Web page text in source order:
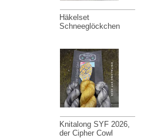
Häkelset
Schneeglöckchen
Knitalong SYF 2026,
der Cipher Cowl